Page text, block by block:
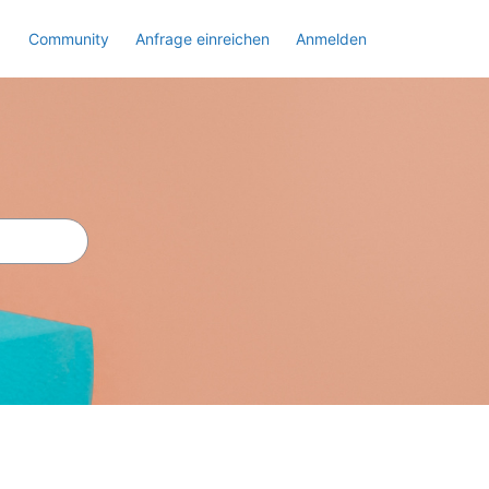
Community Anfrage einreichen Anmelden